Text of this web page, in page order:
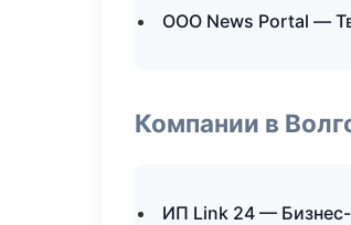
ООО News Portal —
Компании в
ИП Link 24 — Бизнес-